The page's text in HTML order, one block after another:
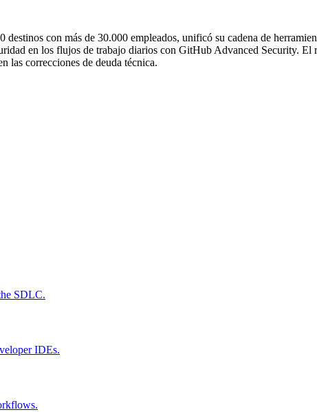
con más de 30.000 empleados, unificó su cadena de
en los flujos de trabajo diarios con GitHub Advanced Security. El
las correcciones de deuda técnica.
SDLC.
IDEs.